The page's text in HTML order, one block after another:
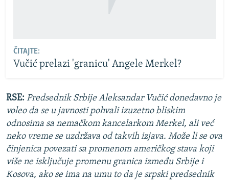
ČITAJTE:
Vučić prelazi 'granicu' Angele Merkel?
RSE: Predsednik Srbije Aleksandar Vučić donedavno je
voleo da se u javnosti pohvali izuzetno bliskim
odnosima sa nemačkom kancelarkom Merkel, ali već
neko vreme se uzdržava od takvih izjava. Može li se ova
činjenica povezati sa promenom američkog stava koji
više ne isključuje promenu granica između Srbije i
Kosova, ako se ima na umu to da je srpski predsednik